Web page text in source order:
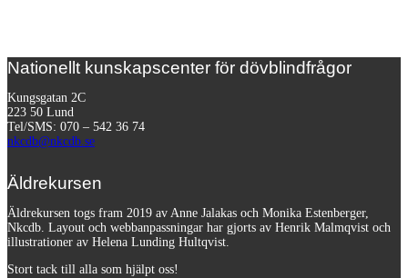
Nationellt kunskapscenter för dövblindfrågor
Kungsgatan 2C
223 50 Lund
Tel/SMS: 070 – 542 36 74
nkcdb@nkcdb.se
Äldrekursen
Äldrekursen togs fram 2019 av Anne Jalakas och Monika Estenberger,
Nkcdb. Layout och webbanpassningar har gjorts av Henrik Malmqvist och
illustrationer av Helena Lunding Hultqvist.
Stort tack till alla som hjälpt oss!